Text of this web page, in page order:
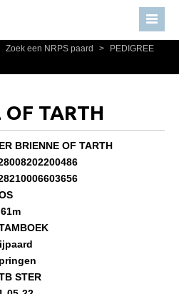
Zoek een NRPS paard >
PEDIGREE
OF TARTH
BRIENNE OF TARTH
STER